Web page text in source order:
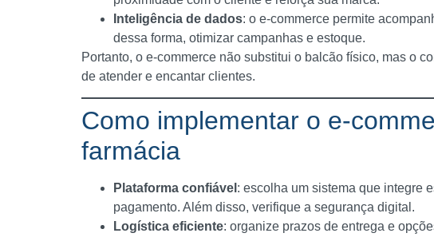
Inteligência de dados: o e-commerce permite
dessa forma, otimizar campanhas e estoque.
Portanto, o e-commerce não substitui o balcão físico, mas o
de atender e encantar clientes.
Como implementar o e-
farmácia
Plataforma confiável : escolha um sistema que integre
pagamento. Além disso, verifique a segurança digital.
Logística eficiente: organize prazos de entrega e